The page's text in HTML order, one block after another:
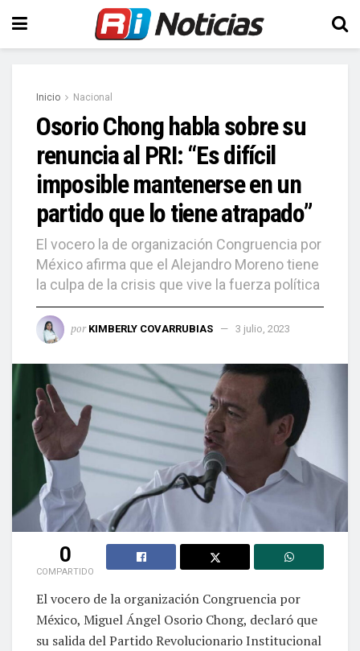
Inicio Nacional
Osorio Chong habla sobre su
renuncia al PRI: “Es difícil
imposible mantenerse en un
partido que lo tiene atrapado”
El vocero la de organización Congruencia por
México afirma que el Alejandro Moreno tiene
la culpa de la crisis que vive la fuerza política
por KIMBERLY COVARRUBIAS 3 julio, 2023
0
COMPARTIDO
El vocero de la organización Congruencia por
México, Miguel Ángel Osorio Chong, declaró que
su salida del Partido Revolucionario Institucional